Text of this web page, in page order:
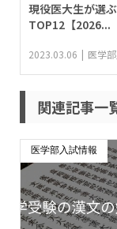
現役医大生が選
TOP12【2026...
2023.03.06 医学
関連記事一
医学部入試情報